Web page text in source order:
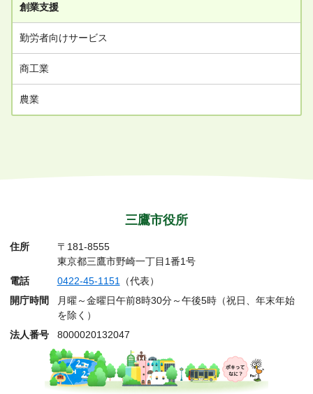
創業支援
勤労者向けサービス
商工業
農業
三鷹市役所
住所
〒181-8555
東京都三鷹市野崎一丁目1番1号
電話
0422-45-1151（代表）
開庁時間
月曜～金曜日午前8時30分～午後5時（祝日、年末年始
を除く）
法人番号
8000020132047